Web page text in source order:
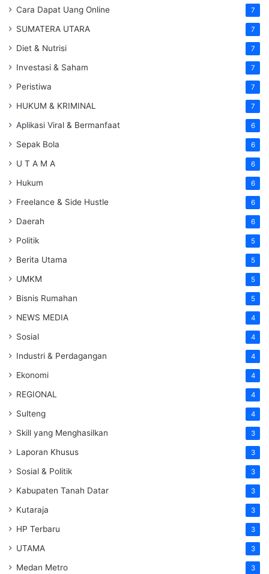
Cara Dapat Uang Online 7
SUMATERA UTARA 7
Diet & Nutrisi 7
Investasi & Saham 7
Peristiwa 7
HUKUM & KRIMINAL 7
Aplikasi Viral & Bermanfaat 6
Sepak Bola 6
U T A M A 6
Hukum 6
Freelance & Side Hustle 6
Daerah 6
Politik 5
Berita Utama 5
UMKM 5
Bisnis Rumahan 5
NEWS MEDIA 4
Sosial 4
Industri & Perdagangan 4
Ekonomi 4
REGIONAL 4
Sulteng 4
Skill yang Menghasilkan 3
Laporan Khusus 3
Sosial & Politik 3
Kabupaten Tanah Datar 3
Kutaraja 3
HP Terbaru 3
UTAMA 3
Medan Metro 3